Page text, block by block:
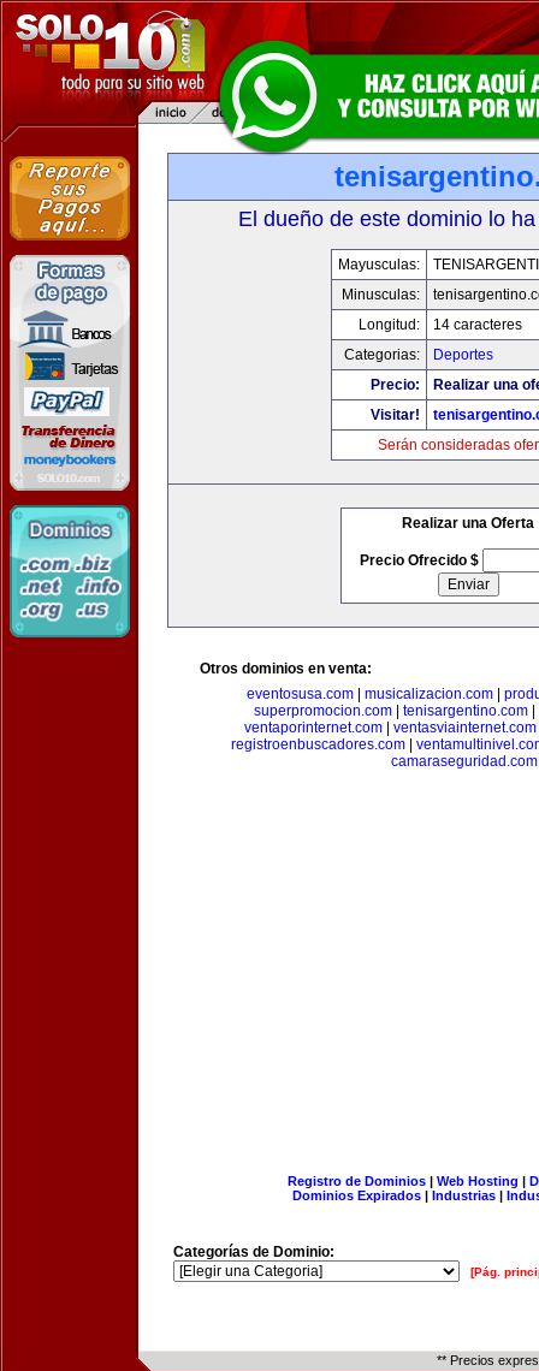
El dueño de este dominio lo
Mayusculas:
Minusculas:
Longitud:
14 caracteres
Categorias:
Deportes
Precio:
Realizar una
Visitar!
Serán consideradas
Realizar una Oferta
Precio Ofrecido $
Otros dominios en venta:
eventosusa.com| musicalizacion.com|
superpromocion.com
tenisargentino.com
ventaporinternet.com
ventasviainternet.com
registroenbuscadores.com
camaraseguridad.com
Registro de Dominios| Web Hosting |
Dominios Expirados | Industrias |
Categorías de Dominio:
[Pág.
** Precios